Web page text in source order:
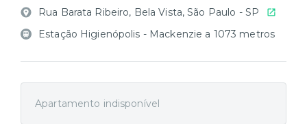
Rua Barata Ribeiro, Bela Vista, São Paulo - SP
Estação Higienópolis - Mackenzie a 1073 metros
Apartamento indisponível